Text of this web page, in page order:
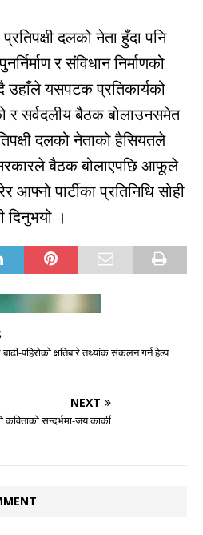
दलको नेता हुँदा पनि
र संविधान निर्माणको
उहाँले यसपटक प्रतिकार्यको
र सर्वदलीय बैठक बोलाउनसमेत
दलको नेताको हैसियतले
बैठक बोलाएपछि आफूले
पार्टीका प्रतिनिधि सोही
दिनुभयो ।
पहिरोको क्षतिबारे तथ्यांक संकलन गर्न हेल्प
NEXT
कविताको सन्दर्भमा-जय कार्की